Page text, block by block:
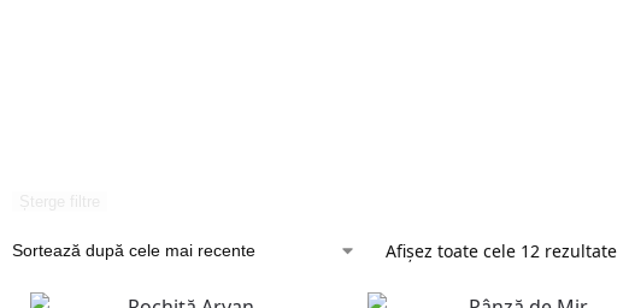
Afișez toate cele 12 rezultate